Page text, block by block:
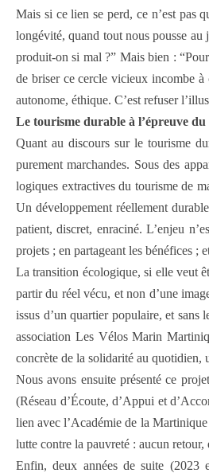
Mais si ce lien se perd, ce n’est pas
longévité, quand tout nous pousse au
produit-on si mal ?” Mais bien :
de briser ce cercle vicieux incombe à
autonome, éthique. C’est refuser
Le tourisme durable à l’épreuve du
Quant au discours sur le tourisme
purement marchandes. Sous des
logiques extractives du tourisme de
Un développement réellement
patient, discret, enraciné. L’enjeu
projets ; en partageant les bénéfices ;
La transition écologique, si elle veut
partir du réel vécu, et non d’une
issus d’un quartier populaire, et sans
association Les Vélos Marin
concrète de la solidarité au quotidien,
Nous avons ensuite présenté ce
(Réseau d’Écoute, d’Appui et
lien avec l’Académie de la
lutte contre la pauvreté : aucun retour,
Enfin, deux années de suite (2023